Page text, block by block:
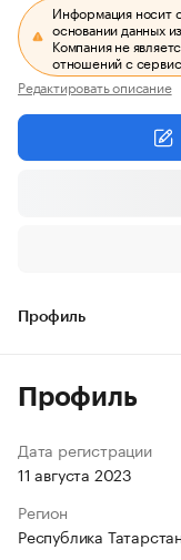
Информация носит
основании данных
Компания не
отношений с
Редактировать описание
Профиль
Профиль
Дата регистрации
11 августа 2023
Регион
Республика Татарстан